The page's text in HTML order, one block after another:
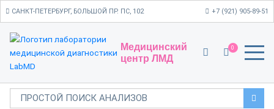
САНКТ-ПЕТЕРБУРГ, БОЛЬШОЙ ПР. ПС, 102 +7 (921) 905-89-51
Медицинский
центр ЛМД
0